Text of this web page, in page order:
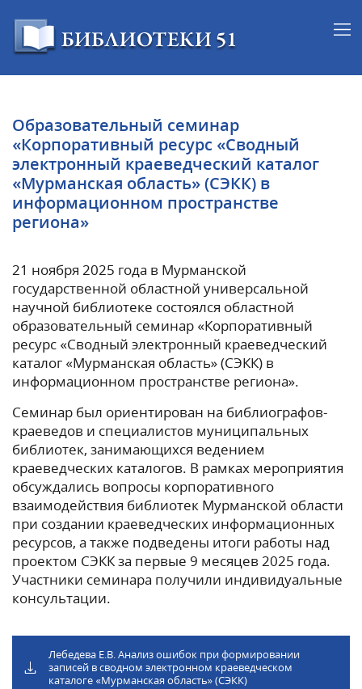
Образовательный семинар
«Корпоративный ресурс «Сводный
электронный краеведческий каталог
«Мурманская область» (СЭКК) в
информационном пространстве
региона»
21 ноября 2025 года в Мурманской
государственной областной универсальной
научной библиотеке состоялся областной
образовательный семинар «Корпоративный
ресурс «Сводный электронный краеведческий
каталог «Мурманская область» (СЭКК) в
информационном пространстве региона».
Семинар был ориентирован на библиографов-
краеведов и специалистов муниципальных
библиотек, занимающихся ведением
краеведческих каталогов. В рамках мероприятия
обсуждались вопросы корпоративного
взаимодействия библиотек Мурманской области
при создании краеведческих информационных
ресурсов, а также подведены итоги работы над
проектом СЭКК за первые 9 месяцев 2025 года.
Участники семинара получили индивидуальные
консультации.
Лебедева Е.В. Анализ ошибок при формировании
записей в сводном электронном краеведческом
каталоге «Мурманская область» (СЭКК)